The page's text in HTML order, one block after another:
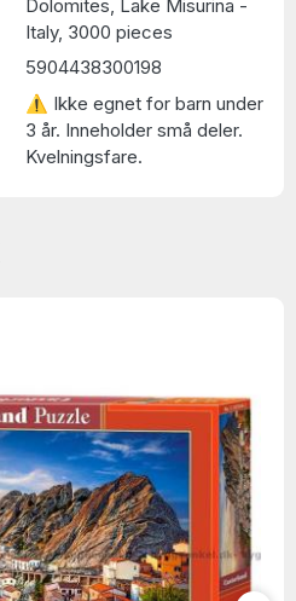
Dolomites, Lake Misurina -
Italy, 3000 pieces
5904438300198
⚠ Ikke egnet for barn under
3 år. Inneholder små deler.
Kvelningsfare.